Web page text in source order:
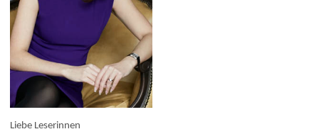
Liebe Leserinnen